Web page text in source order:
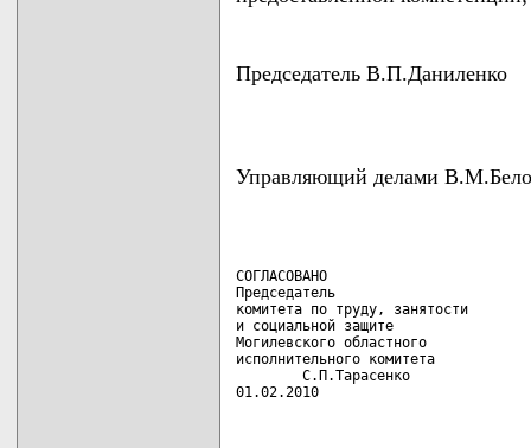
Председатель В.П.Даниленко
Управляющий делами
СОГЛАСОВАНО
Председатель
комитета по труду, занятости
и социальной защите
Могилевского областного
исполнительного комитета
        С.П.Тарасенко
01.02.2010